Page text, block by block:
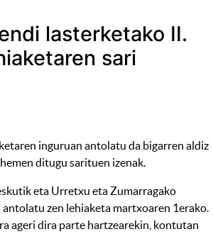
lasterketako II.
sari
inguruan antolatu da bigarren aldiz
ditugu sarituen izenak.
eta Urretxu eta Zumarragako
zen lehiaketa martxoaren 1erako.
ageri dira parte hartzearekin, kontutan